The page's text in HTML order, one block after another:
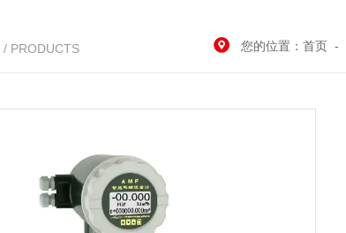
/ PRODUCTS 您的位置：首页 -